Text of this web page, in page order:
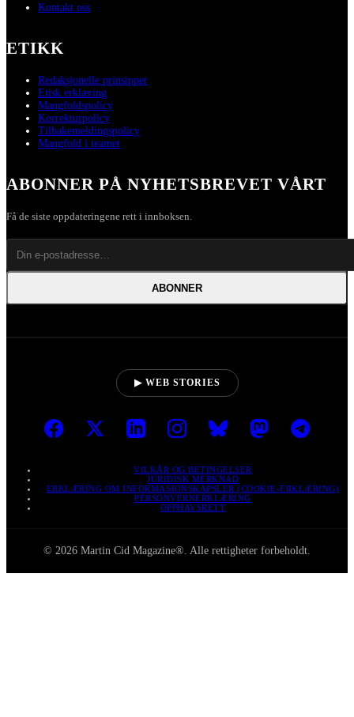
Kontakt oss
ETIKK
Redaksjonelle prinsipper
Etisk erklæring
Mangfoldspolicy
Korrekturpolicy
Tilbakemeldingspolicy
Mangfold i teamet
ABONNER PÅ NYHETSBREVET VÅRT
Få de siste oppdateringene rett i innboksen.
ABONNER
▶ WEB STORIES
VILKÅR OG BETINGELSER
JURIDISK MERKNAD
ERKLÆRING OM INFORMASJONSKAPSLER (COOKIE-ERKLÆRING)
PERSONVERNERKLÆRING
OPPHAVSRETT
© 2026 Martin Cid Magazine®. Alle rettigheter forbeholdt.